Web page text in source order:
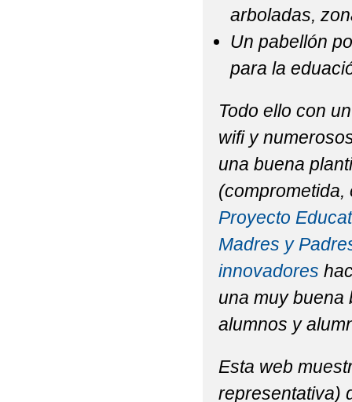
arboladas,
Un pabellón
para la
Todo ello con
wifi y
una buena
(comprometida,
Proyecto
Madres y
innovadores
una muy
alumnos y
Esta web
representativa)